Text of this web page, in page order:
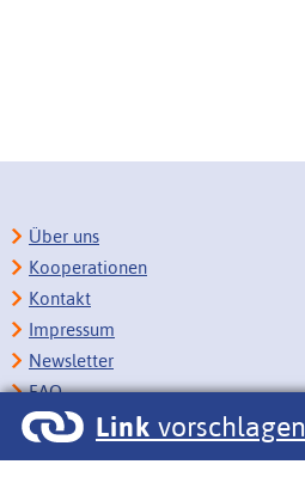
Link vorschlagen
Über uns
Kooperationen
Kontakt
Impressum
Newsletter
FAQ
Copyright